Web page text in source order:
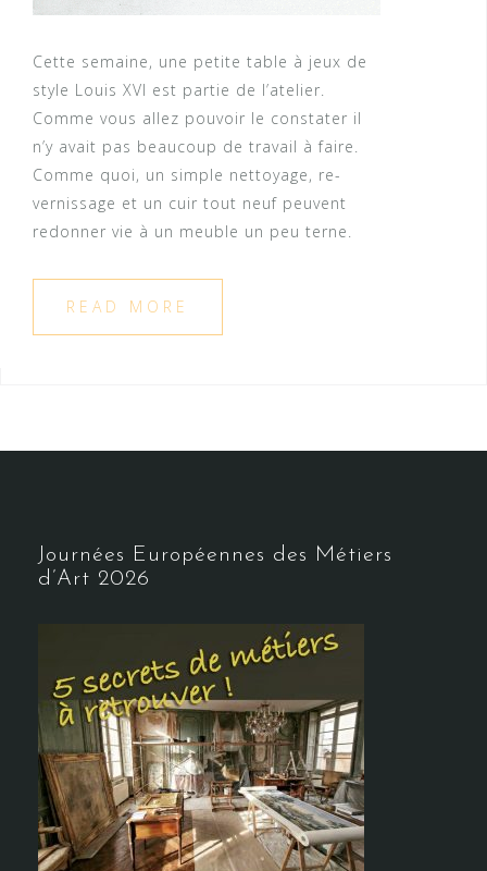
Cette semaine, une petite table à jeux de
style Louis XVI est partie de l’atelier.
Comme vous allez pouvoir le constater il
n’y avait pas beaucoup de travail à faire.
Comme quoi, un simple nettoyage, re-
vernissage et un cuir tout neuf peuvent
redonner vie à un meuble un peu terne.
READ MORE
Journées Européennes des Métiers
d’Art 2026